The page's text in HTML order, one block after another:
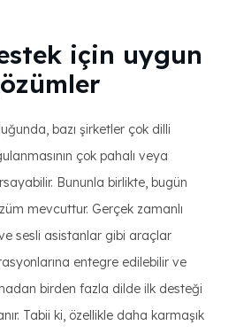
için uygun
bazı şirketler çok dilli
çok pahalı veya
Bununla birlikte, bugün
mevcuttur. Gerçek zamanlı
sesli asistanlar gibi araçlar
entegre edilebilir ve
birden fazla dilde ilk desteği
Tabii ki, özellikle daha karmaşık